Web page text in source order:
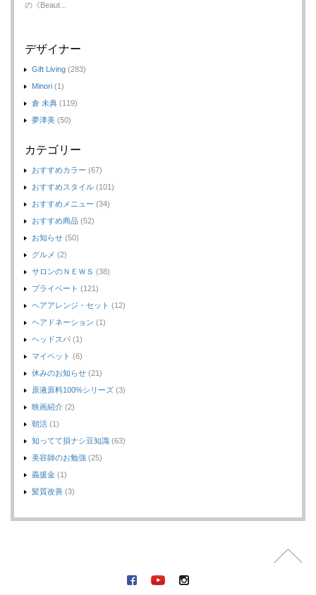
の《Beaut...
デザイナー
Gift Living (283)
Minori (1)
倉 未典 (119)
夢津美 (50)
カテゴリー
おすすめカラー (67)
おすすめスタイル (101)
おすすめメニュー (34)
おすすめ商品 (52)
お知らせ (50)
グルメ (2)
サロンのＮＥＷＳ (38)
プライベート (121)
ヘアアレンジ・セット (12)
ヘアドネーション (1)
ヘッドスパ (1)
マイペット (6)
休みのお知らせ (21)
原液原料100%シリーズ (3)
映画紹介 (2)
朝活 (1)
知ってて損ナシ豆知識 (63)
美容師のお勉強 (25)
義援金 (1)
髪質改善 (3)